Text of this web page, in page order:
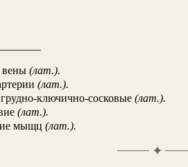
вены (лат.).
(лат.).
ключично-сосковые (лат.).
(лат.).
мыщц (лат.).
✦